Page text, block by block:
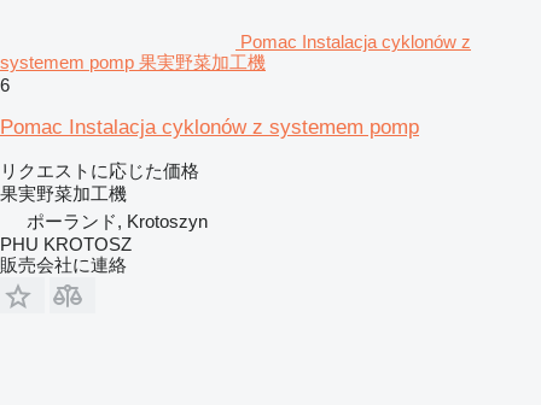
Pomac Instalacja cyklonów z
systemem pomp 果実野菜加工機
6
Pomac Instalacja cyklonów z systemem pomp
リクエストに応じた価格
果実野菜加工機
ポーランド, Krotoszyn
PHU KROTOSZ
販売会社に連絡